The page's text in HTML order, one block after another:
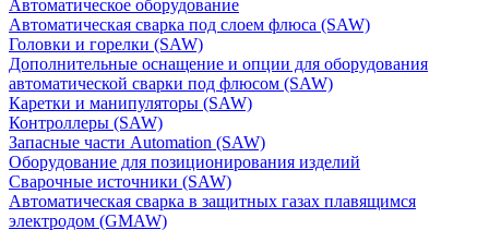
Автоматическое оборудование
Автоматическая сварка под слоем флюса (SAW)
Головки и горелки (SAW)
Дополнительные оснащение и опции для оборудования
автоматической сварки под флюсом (SAW)
Каретки и манипуляторы (SAW)
Контроллеры (SAW)
Запасные части Automation (SAW)
Оборудование для позиционирования изделий
Сварочные источники (SAW)
Автоматическая сварка в защитных газах плавящимся
электродом (GMAW)